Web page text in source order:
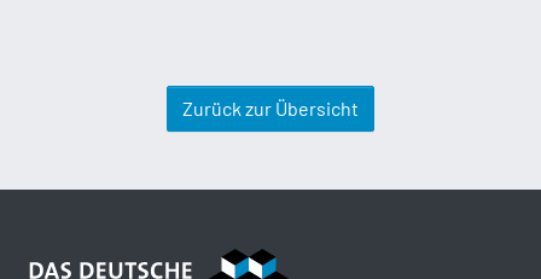
Zurück zur Übersicht